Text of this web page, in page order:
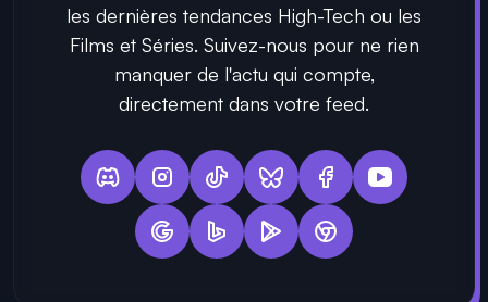
les dernières tendances High-Tech ou les
Films et Séries. Suivez-nous pour ne rien
manquer de l'actu qui compte,
directement dans votre feed.